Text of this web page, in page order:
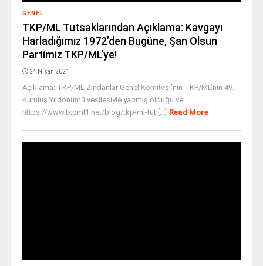
GENEL
TKP/ML Tutsaklarından Açıklama: Kavgayı
Harladığımız 1972’den Bugüne, Şan Olsun
Partimiz TKP/ML’ye!
24 Nisan 2021
Açıklama: TKP/ML Zindanlar Genel Komitesi’nin TKP/ML’nin 49.
Kuruluş Yıldönümü vesilesiyle yapmış olduğu ve
https://www.tkpml1.net/blog/tkp-ml-tut [...] Read More